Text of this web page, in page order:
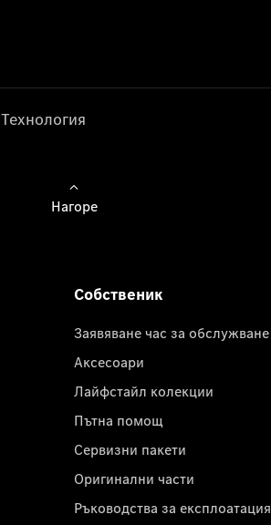
Технология
Нагоре
Собственик
Заявяване час за обслужване
Аксесоари
Лайфстайл колекции
Пътна помощ
Сервизни пакети
Оригинални части
Ръководства за експлоатация